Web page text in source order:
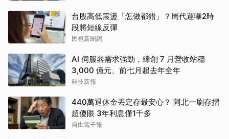
台股高低震盪「怎做都錯」？周代運曝2時
段將短線反彈
民視新聞網
AI 伺服器需求強勁，緯創 7 月營收站穩
3,000 億元、前七月超去年全年
科技新報
440萬退休金丟定存最安心？ 阿北一刷存摺
超傻眼 3年利息僅1千多
自由電子報